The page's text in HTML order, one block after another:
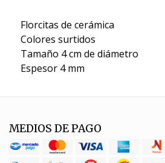
Florcitas de cerámica
Colores surtidos
Tamaño 4 cm de diámetro
Espesor 4 mm
MEDIOS DE PAGO